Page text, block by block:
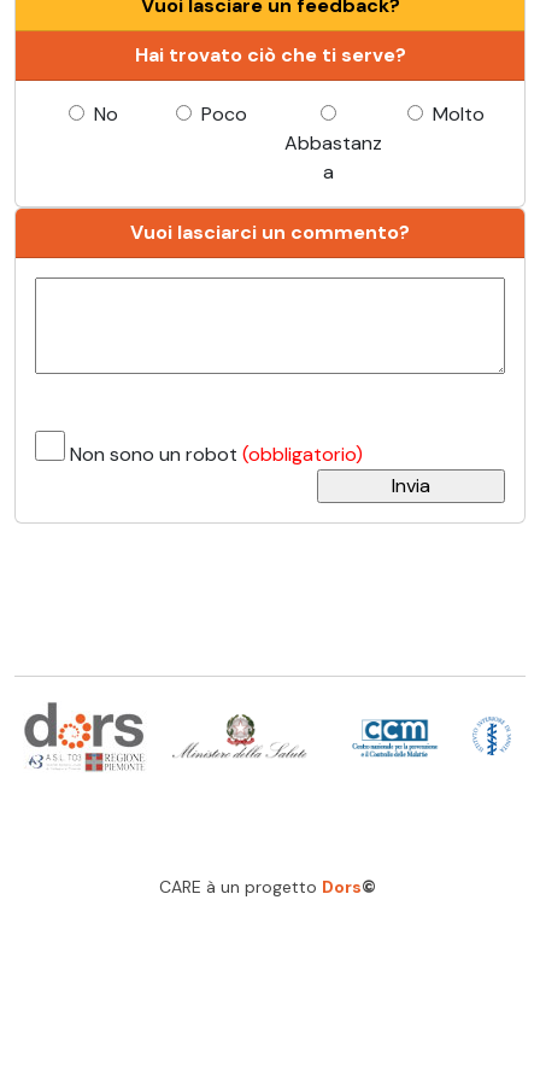
Vuoi lasciare un feedback?
Hai trovato ciò che ti serve?
No
Poco
Abbastanz
a
Molto
Vuoi lasciarci un commento?
Non sono un robot (obbligatorio)
CARE à un progetto Dors©